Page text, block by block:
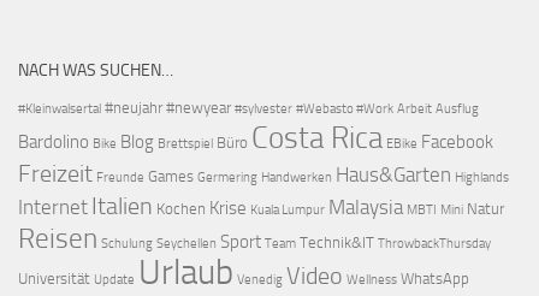
NACH WAS SUCHEN…
#Kleinwalsertal #neujahr #newyear #sylvester #Webasto #Work Arbeit Ausflug
Bardolino Bike Blog Brettspiel Büro Costa Rica EBike Facebook
Freizeit Freunde Games Germering Handwerken Haus&Garten Highlands
Internet Italien Kochen Krise Kuala Lumpur Malaysia MBTI Mini Natur
Reisen Schulung Seychellen Sport Team Technik&IT ThrowbackThursday
Universität Update Urlaub Venedig Video Wellness WhatsApp